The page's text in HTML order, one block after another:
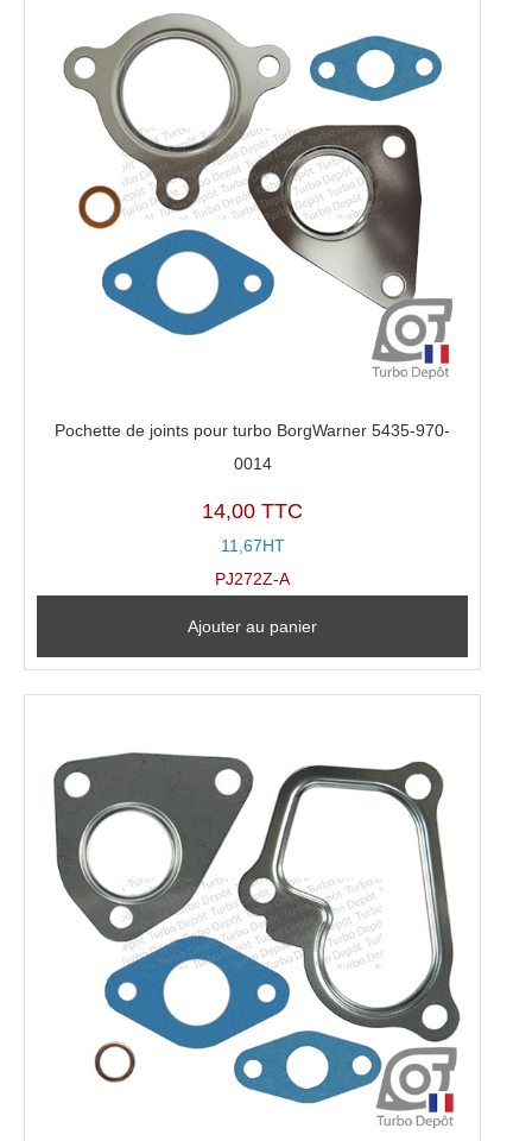
Pochette de joints pour turbo BorgWarner 5435-970-
0014
14,00 TTC
11,67HT
PJ272Z-A
Ajouter au panier